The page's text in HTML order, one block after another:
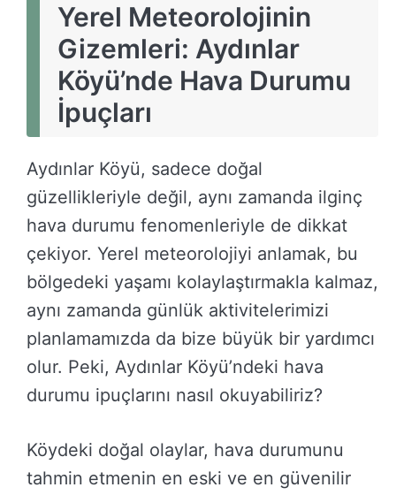
Yerel Meteorolojinin
Gizemleri: Aydınlar
Köyü’nde Hava Durumu
İpuçları
Aydınlar Köyü, sadece doğal
güzellikleriyle değil, aynı zamanda ilginç
hava durumu fenomenleriyle de dikkat
çekiyor. Yerel meteorolojiyi anlamak, bu
bölgedeki yaşamı kolaylaştırmakla kalmaz,
aynı zamanda günlük aktivitelerimizi
planlamamızda da bize büyük bir yardımcı
olur. Peki, Aydınlar Köyü’ndeki hava
durumu ipuçlarını nasıl okuyabiliriz?
Köydeki doğal olaylar, hava durumunu
tahmin etmenin en eski ve en güvenilir